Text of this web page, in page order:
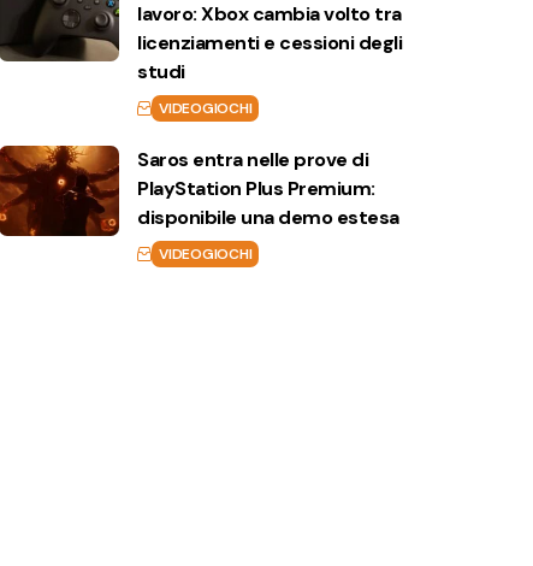
lavoro: Xbox cambia volto tra
licenziamenti e cessioni degli
studi
VIDEOGIOCHI
Saros entra nelle prove di
PlayStation Plus Premium:
disponibile una demo estesa
VIDEOGIOCHI